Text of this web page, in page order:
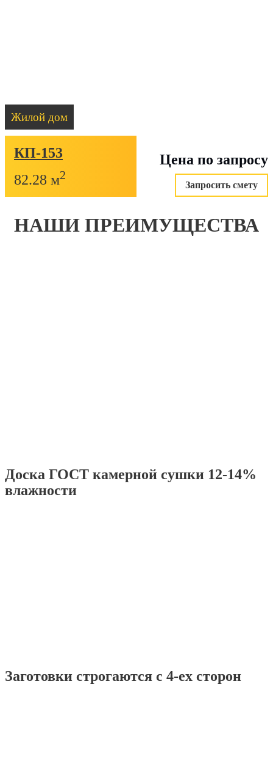
Жилой дом
КП-153
82.28 м2
Цена по запросу
Запросить смету
НАШИ ПРЕИМУЩЕСТВА
Доска ГОСТ камерной сушки 12-14%
влажности
Заготовки строгаются с 4-ех сторон